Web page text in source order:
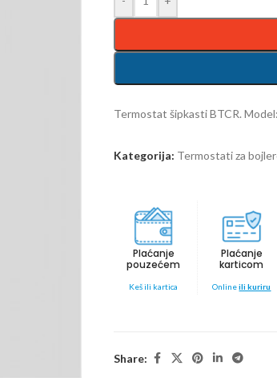
Termostat šipkasti BTCR.
Kategorija: Termostati za
Plaćanje
pouzećem
Keš ili kartica
Plaćanje
karticom
Onlineili kuriru
Share: